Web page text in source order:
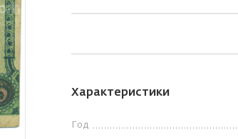
Характеристики
Год